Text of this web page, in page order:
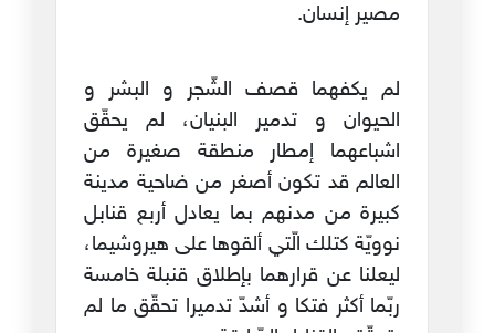
مصير إنسان.
لم يكفهما قصف الشّجر و البشر و
الحيوان و تدمير البنيان، لم يحقّق
اشباعهما إمطار منطقة صغيرة من
العالم قد تكون أصغر من ضاحية مدينة
كبيرة من مدنهم بما يعادل أربع قنابل
نوويّة كتلك الّتي ألقوها على هيروشيما،
ليعلنا عن قرارهما بإطلاق قنبلة خامسة
ربّما أكثر فتكا و أشدّ تدميرا تحقّق ما لم